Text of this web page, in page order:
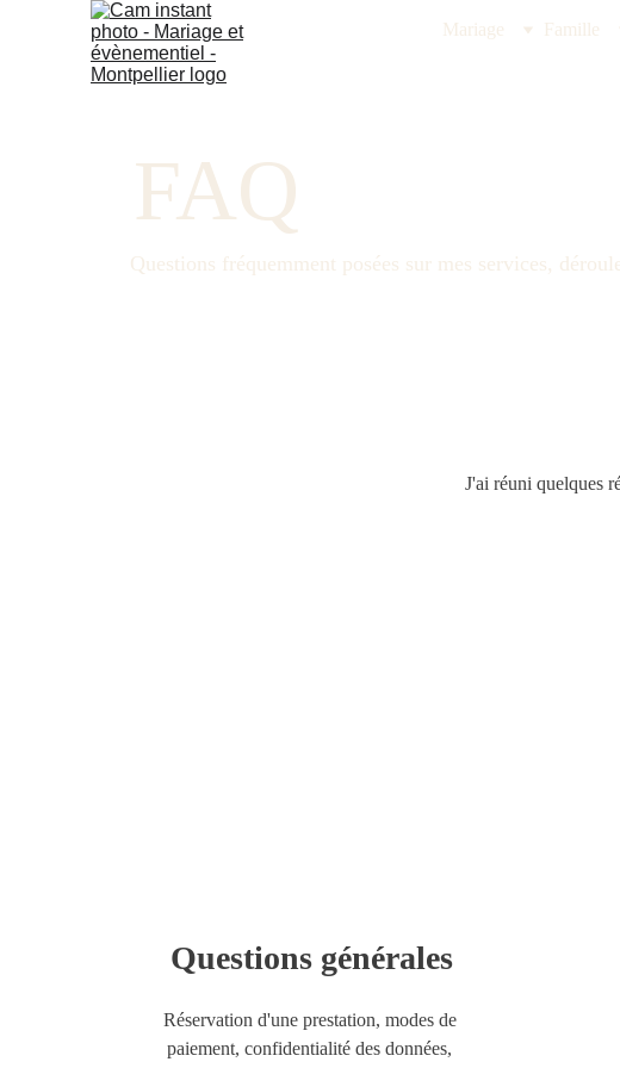
Mariage Famille
FAQ
Questions fréquemment posées sur mes services,
J'ai réuni quelques
Questions générales
Réservation d'une prestation, modes de
paiement, confidentialité des données,